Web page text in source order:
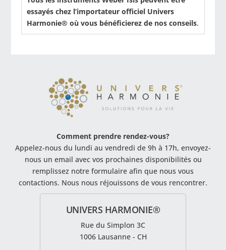
essayés chez l’importateur officiel Univers
Harmonie® où vous bénéficierez de nos conseils.
Comment prendre rendez-vous?
Appelez-nous du lundi au vendredi de 9h à 17h, envoyez-
nous un email avec vos prochaines disponibilités ou
remplissez notre formulaire afin que nous vous
contactions. Nous nous réjouissons de vous rencontrer.
UNIVERS HARMONIE®
Rue du Simplon 3C
1006 Lausanne - CH